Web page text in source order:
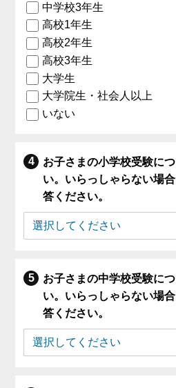
中学校3年生
高校1年生
高校2年生
高校3年生
大学生
大学院生・社会人以上
いない
お子さまの小学校受験に
い。いらっしゃらない場
答ください。
お子さまの中学校受験に
い。いらっしゃらない場
答ください。